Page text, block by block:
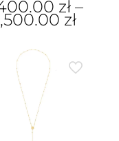
zł –
zł
produkt
wiele
wariantów.
Opcje
można
wybrać